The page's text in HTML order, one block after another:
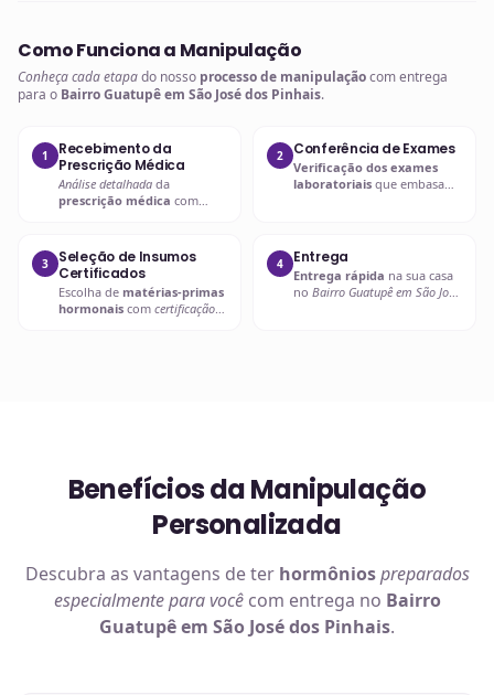
Como Funciona a Manipulação
Conheça cada etapado nosso processo de manipulaçãocom entrega
para o Bairro Guatupê em São José dos Pinhais.
1
Recebimento da
Prescrição Médica
Análise detalhada da
prescrição médica com
2 Conferência de Exames
Verificação dos exames
laboratoriais que embasam
3
Seleção de Insumos
Certificados
Escolha de matérias-primas
hormonais com certificação
4 Entrega
Entrega rápida na sua casa
no Bairro Guatupê em São José
Benefícios da Manipulação
Personalizada
Descubra as vantagens de ter hormônios preparados
especialmente para vocêcom entrega no Bairro
Guatupê em São José dos Pinhais.